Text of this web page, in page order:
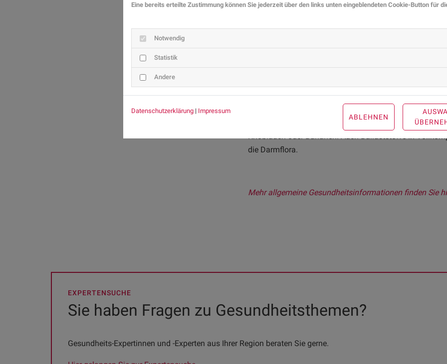
bei der Gruppe, die Probiotika zu sich nahm, erholte
allgemein - reicht in den meisten Fällen eine
Lebensmittel beinhalten, die nicht nur Probiotika,
den Darmbakterien als Nahrung. Enthalten sind sie
Knoblauch oder Bananen. Auch Ballaststoffe in
die Darmflora.
Mehr allgemeine Gesundheitsinformationen finden Sie
EXPERTENSUCHE
Sie haben Fragen zu Gesundheitsthemen?
Gesundheits-Expertinnen und -Experten aus Ihrer Region beraten Sie gerne.
Eine bereits erteilte Zustimmung können Sie jederzeit über den links unten eingeblendeten Cookie-Button für
Notwendig
Statistik
Andere
Datenschutzerklärung | Impressum
ABLEHNEN